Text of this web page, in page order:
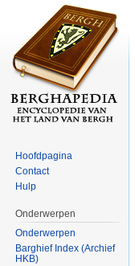
Hoofdpagina
Contact
Hulp
Onderwerpen
Onderwerpen
Barghief Index (Archief
HKB)